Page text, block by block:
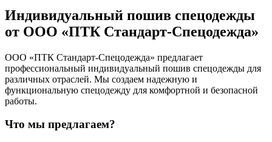
Индивидуальный пошив спецодежды
от ООО «ПТК Стандарт-Спецодежда»
ООО «ПТК Стандарт-Спецодежда» предлагает
профессиональный индивидуальный пошив спецодежды для
различных отраслей. Мы создаем надежную и
функциональную спецодежду для комфортной и безопасной
работы.
Что мы предлагаем?